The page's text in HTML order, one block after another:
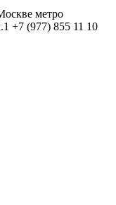
метро
+7 (977) 855 11 10